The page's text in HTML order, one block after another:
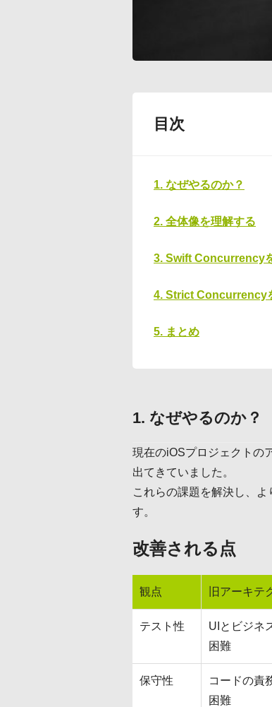
目次
1. なぜやるのか？
2. 全体像を理解する
3. Swift Concurrency
4. Strict Concurrency
5. まとめ
1. なぜやるのか？
現在のiOSプロジェクトの
出てきていました。
これらの課題を解決し、
す。
改善される点
観点 旧アーキテ
テスト性
UIとビジネ
困難
保守性
コードの責
困難